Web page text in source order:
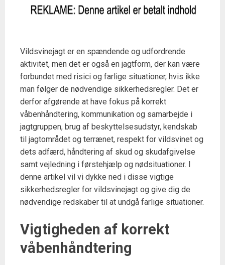
Vildsvinejagt er en spændende og udfordrende
aktivitet, men det er også en jagtform, der kan være
forbundet med risici og farlige situationer, hvis ikke
man følger de nødvendige sikkerhedsregler. Det er
derfor afgørende at have fokus på korrekt
våbenhåndtering, kommunikation og samarbejde i
jagtgruppen, brug af beskyttelsesudstyr, kendskab
til jagtområdet og terrænet, respekt for vildsvinet og
dets adfærd, håndtering af skud og skudafgivelse
samt vejledning i førstehjælp og nødsituationer. I
denne artikel vil vi dykke ned i disse vigtige
sikkerhedsregler for vildsvinejagt og give dig de
nødvendige redskaber til at undgå farlige situationer.
Vigtigheden af korrekt
våbenhåndtering